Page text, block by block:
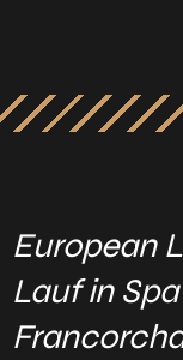
European
Lauf in